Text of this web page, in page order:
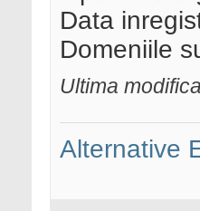
Data
Domeniile
Ultima
Alternative